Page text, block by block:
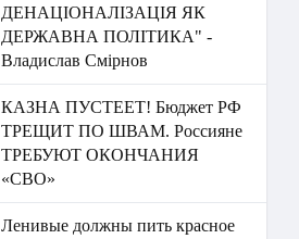
ДЕНАЦІОНАЛІЗАЦІЯ ЯК
ДЕРЖАВНА ПОЛІТИКА" -
Владислав Смірнов
КАЗНА ПУСТЕЕТ! Бюджет РФ
ТРЕЩИТ ПО ШВАМ. Россияне
ТРЕБУЮТ ОКОНЧАНИЯ
«СВО»
Ленивые должны пить красное